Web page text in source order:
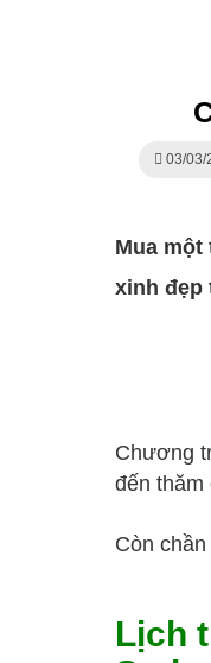
03/03/
Mua
xinh đẹp
Chương
đến thăm
Còn
Lịch